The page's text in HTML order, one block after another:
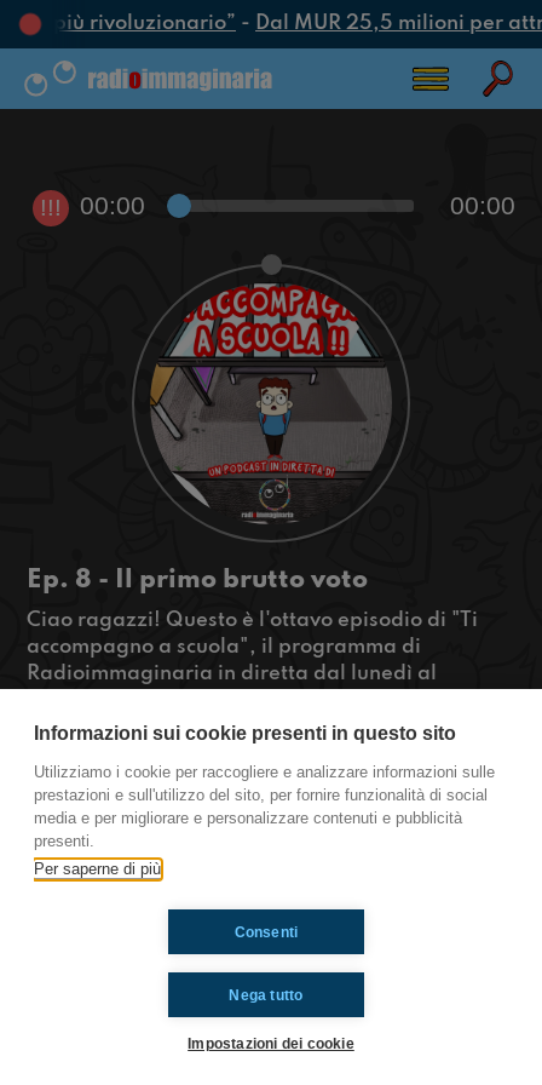
più rivoluzionario”- Dal MUR 25,5 milioni per
!!! 00:00 00:00
Ep. 8 - Il primo brutto voto
Ciao ragazzi! Questo è l'ottavo episodio di "Ti
accompagno a scuola", il programma di
Radioimmaginaria in diretta dal lunedì al
vita quotidiana degli adolescenti durante il
del primo brutto voto che è un po' come il primo
amore: non si scorda mai. Il vostro qual è stato?
https://www.radioimmaginaria.it
Ti è piaciuto? Condividilo!
Informazioni sui cookie presenti in questo sito
Utilizziamo i cookie per raccogliere e analizzare informazioni sulle
prestazioni e sull'utilizzo del sito, per fornire funzionalità di social
media e per migliorare e personalizzare contenuti e pubblicità
presenti.
Per saperne di più
Nega tutto
Consenti
Impostazioni dei cookie